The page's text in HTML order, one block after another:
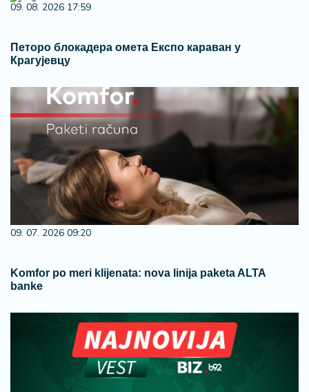
09. 08. 2026 17:59
Петоро блокадера омета Експо караван у
Крагујевцу
09. 07. 2026 09:20
Komfor po meri klijenata: nova linija paketa ALTA
banke